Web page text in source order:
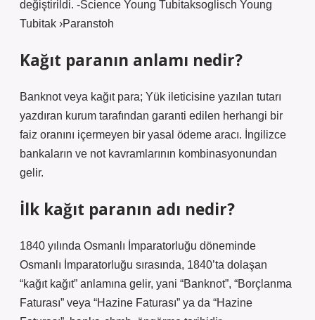
değiştirildi. -Science Young Tubitaksoglisch Young
Tubitak ›Paranstoh
Kağıt paranın anlamı nedir?
Banknot veya kağıt para; Yük ileticisine yazılan tutarı
yazdıran kurum tarafından garanti edilen herhangi bir
faiz oranını içermeyen bir yasal ödeme aracı. İngilizce
bankaların ve not kavramlarının kombinasyonundan
gelir.
İlk kağıt paranın adı nedir?
1840 yılında Osmanlı İmparatorluğu döneminde
Osmanlı İmparatorluğu sırasında, 1840’ta dolaşan
“kağıt kağıt” anlamına gelir, yani “Banknot”, “Borçlanma
Faturası” veya “Hazine Faturası” ya da “Hazine